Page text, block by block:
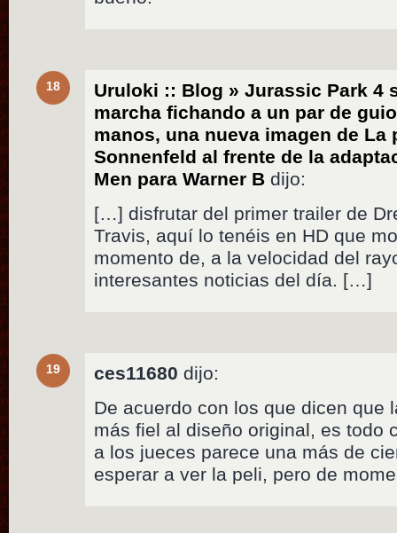
18
Uruloki :: Blog » Jurassic Park 4
marcha fichando a un par de
manos, una nueva imagen de La
Sonnenfeld al frente de la
Men para Warner B dijo:
[…] disfrutar del primer trailer de
Travis, aquí lo tenéis en HD que
momento de, a la velocidad del
interesantes noticias del día. […]
19 ces11680 dijo:
De acuerdo con los que dicen que
más fiel al diseño original, es todo
a los jueces parece una más de
esperar a ver la peli, pero de